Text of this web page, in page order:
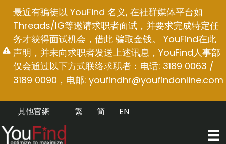
最近有骗徒以 YouFind 名义, 在社群媒体平台如
Threads/IG等邀请求职者面试，并要求完成特定任
务才获得面试机会，借此 骗取金钱。 YouFind在此
声明，并未向求职者发送上述讯息，YouFind人事部
仅会通过以下方式联络求职者：电话: 3189 0063 /
3189 0090，电邮: youfindhr@youfindonline.com
其他官網 EN
简
繁